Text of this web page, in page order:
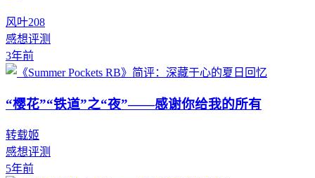
风叶208
感想评测
3年前
“樱花”“铁道”之“夜”——感谢你给我的所有
转载姬
感想评测
5年前